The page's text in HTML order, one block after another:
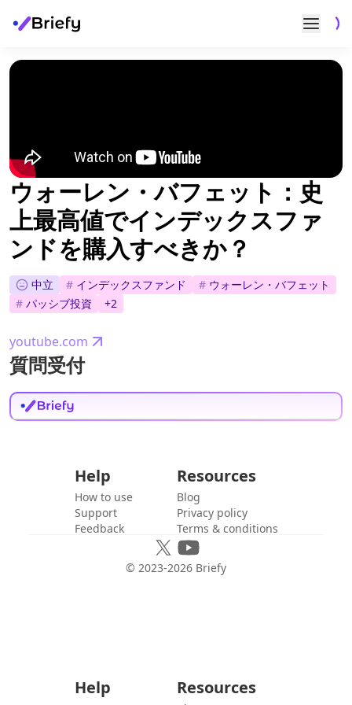
ウォーレン・バフェット：史
上最高値でインデックスファ
ンドを購入すべきか？
中立 # インデックスファンド # ウォーレン・バフェット
# パッシブ投資 +2
youtube.com
質問受付
Help
How to use
Support
Feedback
Resources
Blog
Privacy policy
Terms & conditions
© 2023-2026 Briefy
Help Resources